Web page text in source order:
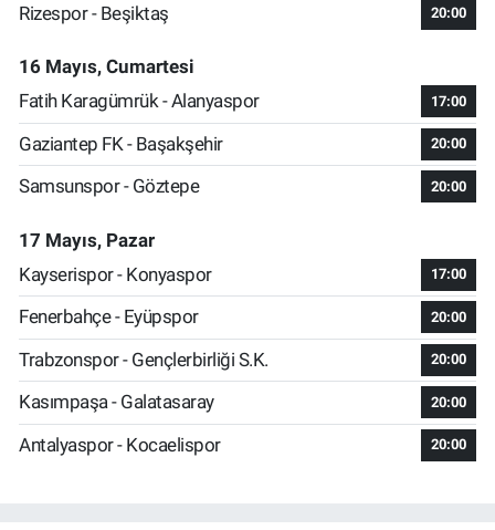
Rizespor - Beşiktaş
20:00
16 Mayıs, Cumartesi
Fatih Karagümrük - Alanyaspor
17:00
Gaziantep FK - Başakşehir 20:00
Samsunspor - Göztepe 20:00
17 Mayıs, Pazar
Kayserispor - Konyaspor
17:00
Fenerbahçe - Eyüpspor 20:00
Trabzonspor - Gençlerbirliği S.K. 20:00
Kasımpaşa - Galatasaray 20:00
Antalyaspor - Kocaelispor 20:00